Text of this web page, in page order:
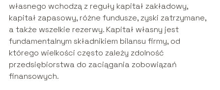
własnego wchodzą z reguły kapitał zakładowy,
kapitał zapasowy, różne fundusze, zyski zatrzymane,
a także wszelkie rezerwy. Kapitał własny jest
fundamentalnym składnikiem bilansu firmy, od
którego wielkości często zależy zdolność
przedsiębiorstwa do zaciągania zobowiązań
finansowych.